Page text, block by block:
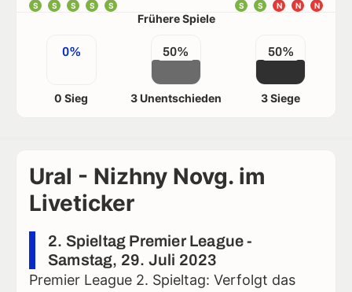
S S S S S N
N
N
S
S
Frühere Spiele
0%
0 Sieg
50%
3 Unentschieden
50%
3 Siege
Ural - Nizhny Novg. im
Liveticker
2. Spieltag Premier League -
Samstag, 29. Juli 2023
Premier League 2. Spieltag: Verfolgt das